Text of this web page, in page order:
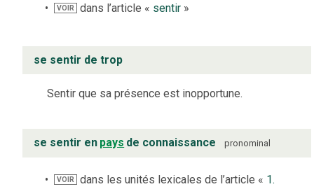
VOIR dans l’article « sentir »
se sentir de trop
Sentir que sa présence est inopportune.
se sentir en pays de connaissance pronominal
VOIR dans les unités lexicales de l’article « 1.